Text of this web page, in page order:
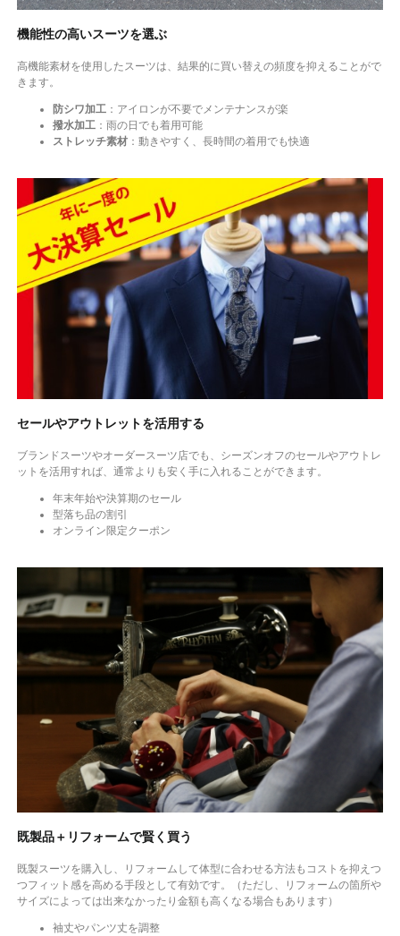
機能性の高いスーツを選ぶ
高機能素材を使用したスーツは、結果的に買い替えの頻度を抑えることがで
きます。
防シワ加工 ：アイロンが不要でメンテナンスが楽
撥水加工 ：雨の日でも着用可能
ストレッチ素材：動きやすく、長時間の着用でも快適
セールやアウトレットを活用する
ブランドスーツやオーダースーツ店でも、シーズンオフのセールやアウトレ
ットを活用すれば、通常よりも安く手に入れることができます。
年末年始や決算期のセール
型落ち品の割引
オンライン限定クーポン
既製品＋リフォームで賢く買う
既製スーツを購入し、リフォームして体型に合わせる方法もコストを抑えつ
つフィット感を高める手段として有効です。（ただし、リフォームの箇所や
サイズによっては出来なかったり金額も高くなる場合もあります）
袖丈やパンツ丈を調整